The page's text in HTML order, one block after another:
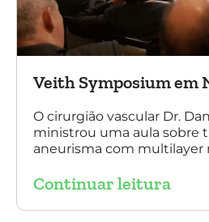
Veith Symposium em
O cirurgião vascular Dr.
ministrou uma aula sobre
aneurisma com multilayer
Continuar leitura